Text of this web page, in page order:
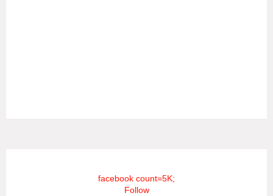
facebook count=5K;
Follow